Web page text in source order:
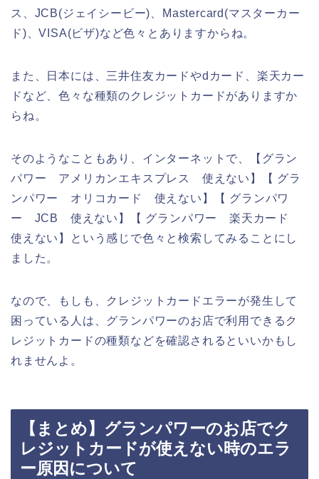
ス、JCB(ジェイシービー)、Mastercard(マスターカー
ド)、VISA(ビザ)など色々とありますからね。
また、日本には、三井住友カードやdカード、楽天カー
ドなど、色々な種類のクレジットカードがありますか
らね。
そのようなこともあり、インターネットで、【グラン
パワー アメリカンエキスプレス 使えない】【 グラ
ンパワー オリコカード 使えない】【 グランパワ
ー JCB 使えない】【 グランパワー 楽天カード
使えない】という感じで色々と検索してみることにし
ました。
なので、もしも、クレジットカードエラーが発生して
困っている人は、グランパワーのお店で利用できるク
レジットカードの種類などを確認されるといいかもし
れませんよ。
【まとめ】グランパワーのお店でク
レジットカードが使えない時のエラ
ー原因について